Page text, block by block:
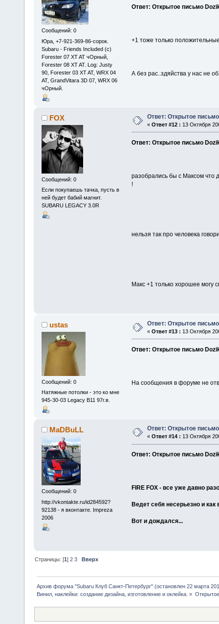
Сообщений: 0
Юра, +7-921-369-86-сорок.
Subaru - Friends Included (c)
Forester 07 XT AT чОрный,
Forester 08 XT AT. Log: Justy
90, Forester 03 XT AT, WRX 04
AT, GrandVitara 3D 07, WRX 06
чОрный.
Ответ: Открытое письмо
+1 тоже только
А без рас..здяйства у нас не
FOX
Сообщений: 0
Если покупаешь тачка, пусть в
ней будет бабий магнит.
SUBARU LEGACY 3.0R
Ответ: Открытое
« Ответ #12 : 13 Октября
Ответ: Открытое письмо
разобрались бы с Максом что
!
нельзя так про человека
Макс +1 только хорошее могу
ustas
Сообщений: 0
Натяжные потолки - это ко мне
945-30-03 Legacy B11 97г.в.
Ответ: Открытое
« Ответ #13 : 13 Октября
Ответ: Открытое письмо
На сообщения в форуме не
MaDBuLL
Сообщений: 0
http://vkontakte.ru/id284592?
92138 - я вконтакте. Impreza
2006
Ответ: Открытое
« Ответ #14 : 13 Октября
Ответ: Открытое письмо
FIRE FOX - все уже давно
Ведет себя несерьезно и как
Вот и дождался...
Страницы: [1]2 3 Вверх
Архив форума "Subaru Клуб Санкт-Петербург" (остановлен 22 марта
Винил, наклейки: создание дизайна, изготовление и оклейка. »